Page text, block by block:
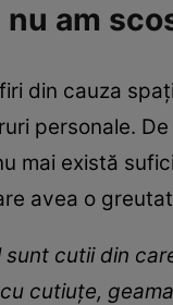
am
din cauza
personale.
mai există
avea o
cutii din
cutiuțe,